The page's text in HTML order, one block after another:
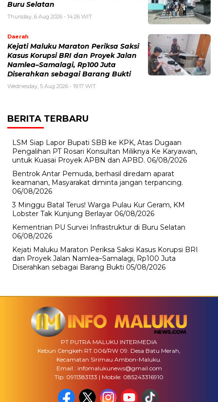
Buru Selatan
Thursday, 6 Aug 2026 - 14:26 WIT
Daerah
Kejati Maluku Maraton Periksa Saksi
Kasus Korupsi BRI dan Proyek Jalan
Namlea–Samalagi, Rp100 Juta
Diserahkan sebagai Barang Bukti
Wednesday, 5 Aug 2026 - 19:17 WIT
BERITA TERBARU
LSM Siap Lapor Bupati SBB ke KPK, Atas Dugaan
Pengalihan PT Rosari Konsultan Miliknya Ke Karyawan,
untuk Kuasai Proyek APBN dan APBD. 06/08/2026
Bentrok Antar Pemuda, berhasil diredam aparat
keamanan, Masyarakat diminta jangan terpancing.
06/08/2026
3 Minggu Batal Terus! Warga Pulau Kur Geram, KM
Lobster Tak Kunjung Berlayar 06/08/2026
Kementrian PU Survei Infrastruktur di Buru Selatan
06/08/2026
Kejati Maluku Maraton Periksa Saksi Kasus Korupsi BRI
dan Proyek Jalan Namlea–Samalagi, Rp100 Juta
Diserahkan sebagai Barang Bukti 05/08/2026
PT PUTRA MALUKU INTERMEDIA
Kebun Cengkeh RT.006/RW 09. Desa Batu Merah,
Kecamatan Sirimau Ambon-Maluku.
Email : infomalukunews@gmail.com
Tlp: 0911383133 | Mobile: 085243316910